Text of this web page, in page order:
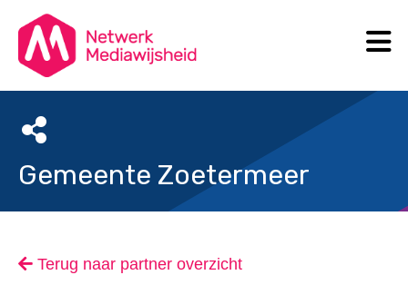
Gemeente Zoetermeer
Terug naar partner overzicht